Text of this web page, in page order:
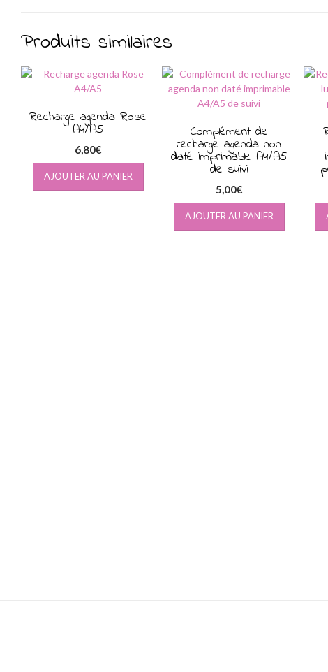
Produits similaires
Recharge agenda Rose
A4/A5
6,80€
AJOUTER AU PANIER
Complément de
recharge agenda non
daté imprimable A4/A5
de suivi
5,00€
AJOUTER AU PANIER